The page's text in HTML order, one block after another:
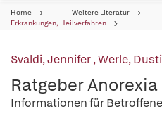
Home Weitere Literatur
Erkrankungen, Heilverfahren
Svaldi, Jennifer,Werle,
Ratgeber
Informationen für